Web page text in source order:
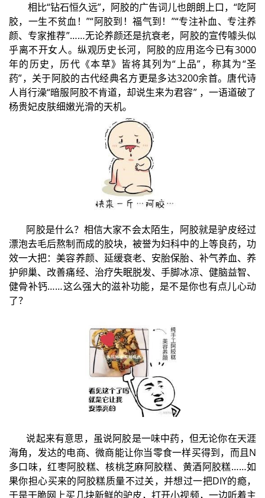
相比“钻石恒久远”，阿胶的广告词儿也朗朗上口，“吃阿
胶，一生不贫血！”“阿胶到！福气到！”“专注补血、专注养
颜、专家推荐”……无论养颜还是抗衰老，阿胶的宣传噱头似
乎离不开女人。纵观历史长河，阿胶的应用迄今已有3000
年的历史，历代《本草》皆将其列为“上品”，称其为“圣
药”，关于阿胶的古代经典名方更是多达3200余首。唐代诗
人肖行澡“暗服阿胶不肯道，却说生来为君容” ，一语道破了
杨贵妃皮肤细嫩光滑的天机。
阿胶是什么？相信大家不会太陌生，阿胶就是驴皮经过
漂泡去毛后熬制而成的胶块，被誉为妇科中的上等良药，功
效一大把：美容养颜、延缓衰老、安胎保胎、补气养血、养
护卵巢、改善痛经、治疗失眠脱发、手脚冰凉、健脑益智、
健骨补钙……这么强大的滋补功能，是不是你也有点儿心动
了？
说起来有意思，虽说阿胶是一味中药，但无论你在天涯
海角，发达的电商、微商能让你当零食一样买得到，而且N
多口味，红枣阿胶糕、核桃芝麻阿胶糕、黄酒阿胶糕……如
果你担心买来的阿胶糕质量不过关，并想过一把DIY的瘾，
于是干脆网上买几块新鲜的驴皮，打开小视频，一边听着主